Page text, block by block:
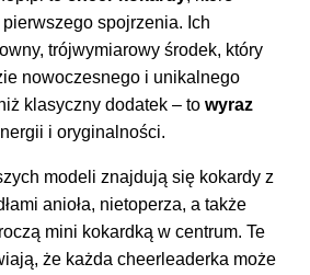
spojrzenia. Ich
trójwymiarowy środek, który
nowoczesnego i unikalnego
klasyczny dodatek – to wyraz
i oryginalności.
modeli znajdują się kokardy z
anioła, nietoperza, a także
mini kokardką w centrum. Te
że każda cheerleaderka może